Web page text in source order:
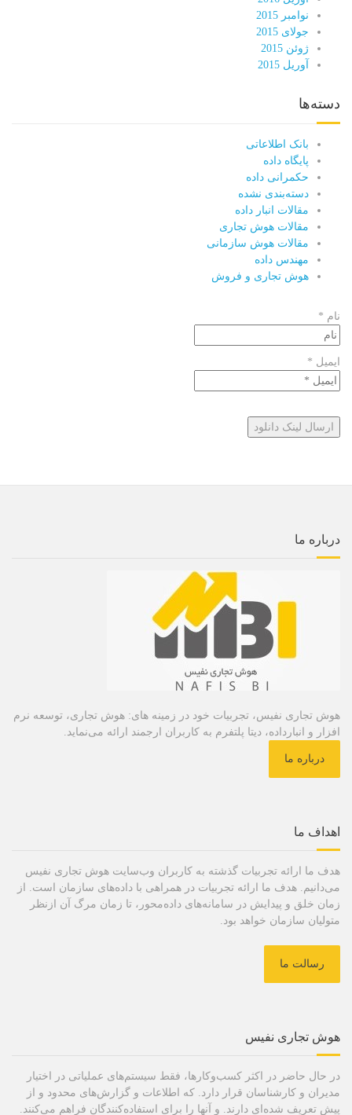
نوامبر 2015
جولای 2015
ژوئن 2015
آوریل 2015
دسته‌ها
بانک اطلاعاتی
پایگاه داده
حکمرانی داده
دسته‌بندی نشده
مقالات انبار داده
مقالات هوش تجاری
مقالات هوش سازمانی
مهندس داده
هوش تجاری و فروش
نام *
ایمیل *
درباره ما
هوش تجاری نفیس، تجربیات خود در زمینه های: هوش تجاری، توسعه نرم
افزار و انبارداده، دیتا پلتفرم به کاربران ارجمند ارائه می‌نماید.
درباره ما
اهداف ما
هدف ما ارائه تجربیات گذشته به کاربران وب‌سایت هوش تجاری نفیس
می‌دانیم. هدف ما ارائه تجربیات در همراهی با داده‌های سازمان است. از
زمان خلق و پیدایش در سامانه‌های داده‌محور، تا زمان مرگ آن ازنظر
متولیان سازمان خواهد بود.
رسالت ما
هوش تجاری نفیس
در حال حاضر در اکثر کسب‌وکارها، فقط سیستم‌های عملیاتی در اختیار
مدیران و کارشناسان قرار دارد. که اطلاعات و گزارش‌های محدود و از
پیش تعریف شده‌ای دارند. و آنها را برای استفاده‌کنندگان فراهم می‌کنند.